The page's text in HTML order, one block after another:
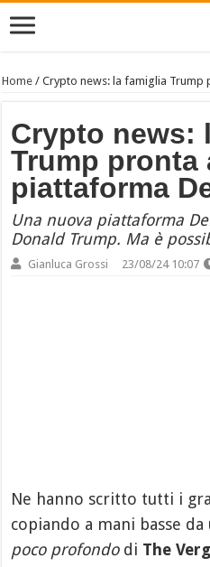
Home /Crypto news: la famiglia Trump
Crypto news:
Trump pronta
piattaforma
Una nuova piattaforma
Donald Trump. Ma è
Gianluca Grossi 23/08/24 10:07
Ne hanno scritto tutti i
copiando a mani basse
poco profondodi The